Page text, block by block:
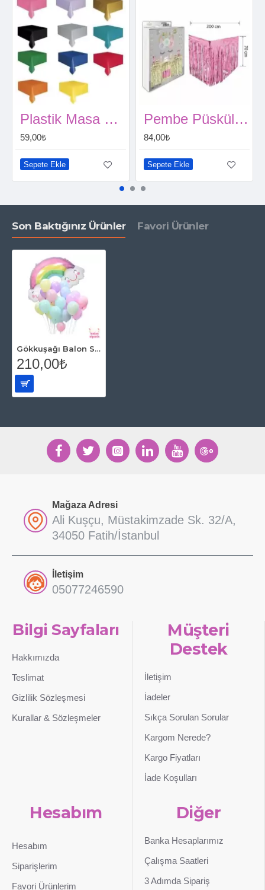
Plastik Masa Örtüsü 120 X 180 CM
59,00₺
Sepete Ekle
Pembe Püsküllü Masa Eteği 70*300 cm
84,00₺
Sepete Ekle
Son Baktığınız Ürünler Favori Ürünler
Gökkuşağı Balon Seti
210,00₺
Mağaza Adresi
Ali Kuşçu, Müstakimzade Sk. 32/A,
34050 Fatih/İstanbul
İletişim
05077246590
Bilgi Sayfaları
Hakkımızda
Teslimat
Gizlilik Sözleşmesi
Kurallar & Sözleşmeler
Müşteri
Destek
İletişim
İadeler
Sıkça Sorulan Sorular
Kargom Nerede?
Kargo Fiyatları
İade Koşulları
Hesabım
Hesabım
Siparişlerim
Favori Ürünlerim
Diğer
Banka Hesaplarımız
Çalışma Saatleri
3 Adımda Sipariş